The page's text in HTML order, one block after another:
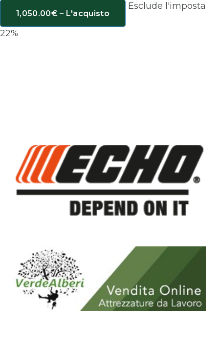
1,050.00€ – L'acquisto
Esclude l'imposta
22%